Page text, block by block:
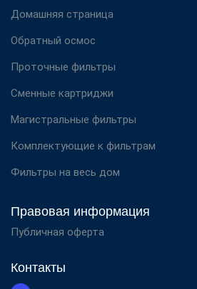
Домашняя страница
Обратный осмос
Проточные фильтры
Сменные картриджи
Магистральные фильтры
Комплектующие к фильтрам
Фильтры на весь дом
Правовая информация
Публичная оферта
Контакты